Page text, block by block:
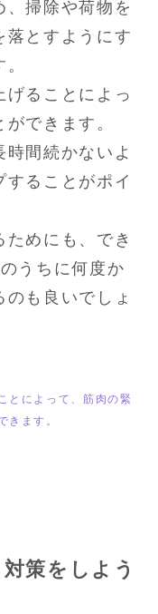
、掃除や荷物を
落とすようにす
げることによっ
できます。
間続かないよ
することがポイ
めにも、でき
うちに何度か
も良いでしょ
とによって、筋肉の緊
きます。
策をしよう